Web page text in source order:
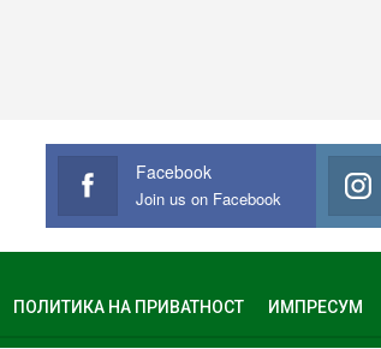
Facebook
Join us on Facebook
ПОЛИТИКА НА ПРИВАТНОСТ ИМПРЕСУМ